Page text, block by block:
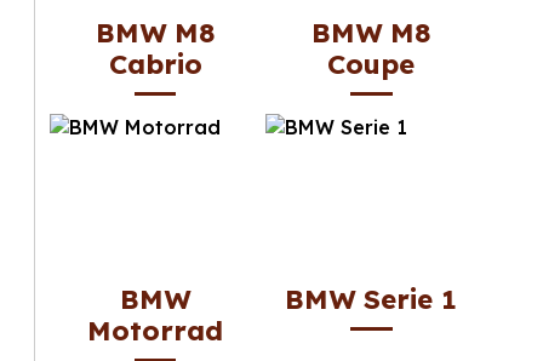
BMW M8
Cabrio
BMW M8
Coupe
BMW
Motorrad
BMW Serie 1